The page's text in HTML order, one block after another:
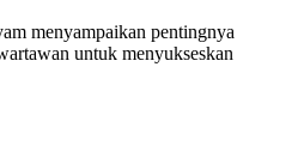
menyampaikan pentingnya
untuk menyukseskan